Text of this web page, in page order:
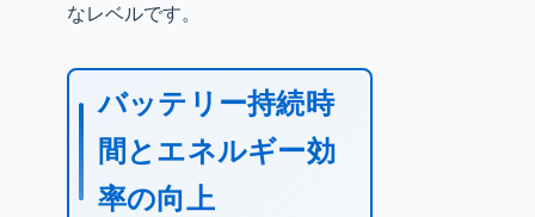
なレベルです。
バッテリー持続時
間とエネルギー効
率の向上